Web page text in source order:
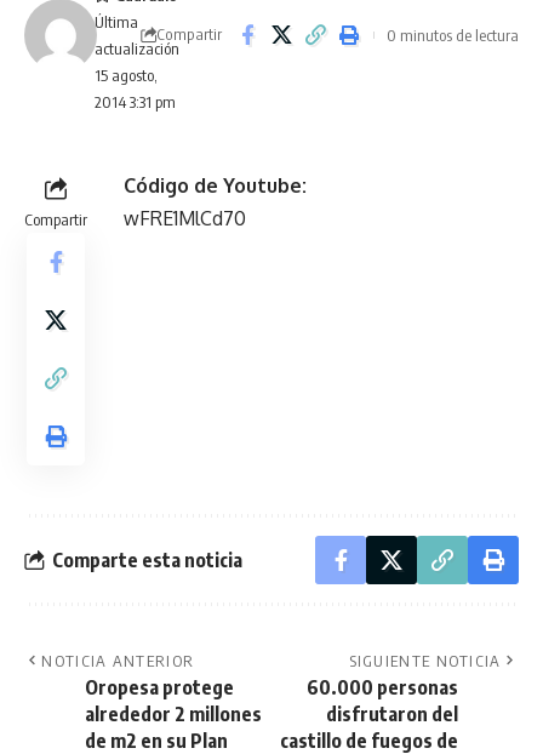
Última
actualización
15 agosto,
2014 3:31 pm
Compartir 0 minutos de lectura
Compartir
Código de Youtube:
wFRE1MlCd70
Comparte esta noticia
NOTICIA ANTERIOR
Oropesa protege
alrededor 2 millones
de m2 en su Plan
SIGUIENTE NOTICIA
60.000 personas
disfrutaron del
castillo de fuegos de